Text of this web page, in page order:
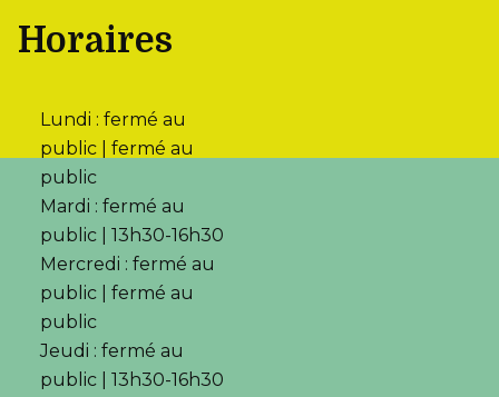
Horaires
Lundi : fermé au
public | fermé au
public
Mardi : fermé au
public | 13h30-16h30
Mercredi : fermé au
public | fermé au
public
Jeudi : fermé au
public | 13h30-16h30